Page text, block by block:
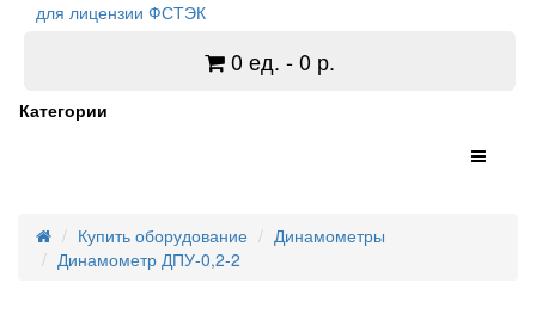
для лицензии ФСТЭК
0 ед. - 0 р.
Категории
Купить оборудование
Динамометры
Динамометр ДПУ-0,2-2